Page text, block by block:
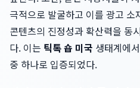
극적으로 발굴하고 이를 광고 소
콘텐츠의 진정성과 확산력을 동
다. 이는 틱톡 숍 미국 생태계에
중 하나로 입증되었다.